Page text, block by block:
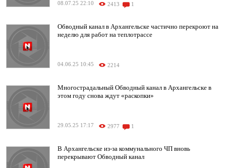
08.07.25 22:10 2413 1
Обводный канал в Архангельске частично перекроют на
неделю для работ на теплотрассе
04.06.25 10:45 2214
Многострадальный Обводный канал в Архангельске в
этом году снова ждут «раскопки»
29.05.25 17:17 2977 1
В Архангельске из-за коммунального ЧП вновь
перекрывают Обводный канал